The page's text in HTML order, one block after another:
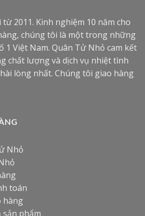
2011. Kinh nghiệm 10 năm cho
chúng tôi là một trong những
1 Việt Nam. Quân Tử Nhỏ cam kết
chất lượng và dịch vụ nhiệt tình
lòng nhất. Chúng tôi giao hàng
Nhỏ
toán
hàng
sản phẩm